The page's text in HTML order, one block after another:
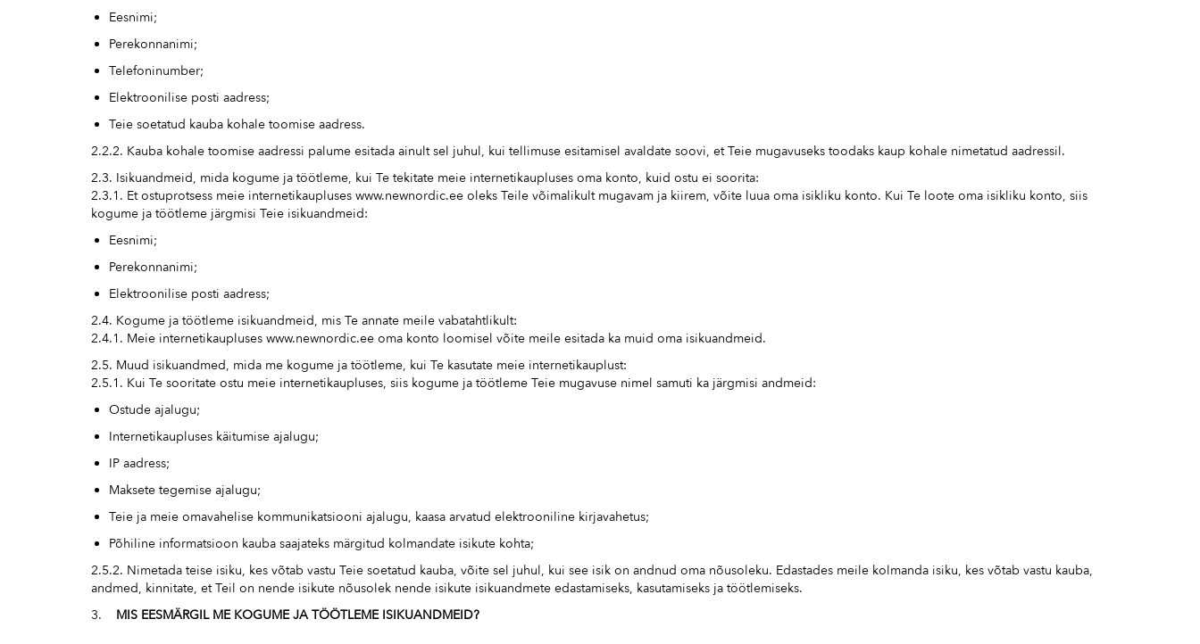
Eesnimi;
Perekonnanimi;
Telefoninumber;
Elektroonilise posti aadress;
Teie soetatud kauba kohale toomise aadress.
2.2.2. Kauba kohale toomise aadressi palume esitada ainult sel juhul, kui tellimuse esitamisel avaldate soovi, et Teie mugavuseks toodaks kaup kohale nimetatud aadressil.
2.3. Isikuandmeid, mida kogume ja töötleme, kui Te tekitate meie internetikaupluses oma konto, kuid ostu ei soorita:
2.3.1. Et ostuprotsess meie internetikaupluses www.newnordic.ee oleks Teile võimalikult mugavam ja kiirem, võite luua oma isikliku konto. Kui Te loote oma isikliku konto, siis
kogume ja töötleme järgmisi Teie isikuandmeid:
Eesnimi;
Perekonnanimi;
Elektroonilise posti aadress;
2.4. Kogume ja töötleme isikuandmeid, mis Te annate meile vabatahtlikult:
2.4.1. Meie internetikaupluses www.newnordic.ee oma konto loomisel võite meile esitada ka muid oma isikuandmeid.
2.5. Muud isikuandmed, mida me kogume ja töötleme, kui Te kasutate meie internetikauplust:
2.5.1. Kui Te sooritate ostu meie internetikaupluses, siis kogume ja töötleme Teie mugavuse nimel samuti ka järgmisi andmeid:
Ostude ajalugu;
Internetikaupluses käitumise ajalugu;
IP aadress;
Maksete tegemise ajalugu;
Teie ja meie omavahelise kommunikatsiooni ajalugu, kaasa arvatud elektrooniline kirjavahetus;
Põhiline informatsioon kauba saajateks märgitud kolmandate isikute kohta;
2.5.2. Nimetada teise isiku, kes võtab vastu Teie soetatud kauba, võite sel juhul, kui see isik on andnud oma nõusoleku. Edastades meile kolmanda isiku, kes võtab vastu kauba,
andmed, kinnitate, et Teil on nende isikute nõusolek nende isikute isikuandmete edastamiseks, kasutamiseks ja töötlemiseks.
3. MIS EESMÄRGIL ME KOGUME JA TÖÖTLEME ISIKUANDMEID?